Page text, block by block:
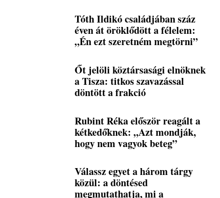
Tóth Ildikó családjában száz
éven át öröklődött a félelem:
„Én ezt szeretném megtörni”
Őt jelöli köztársasági elnöknek
a Tisza: titkos szavazással
döntött a frakció
Rubint Réka először reagált a
kétkedőknek: „Azt mondják,
hogy nem vagyok beteg”
Válassz egyet a három tárgy
közül: a döntésed
megmutathatja, mi a